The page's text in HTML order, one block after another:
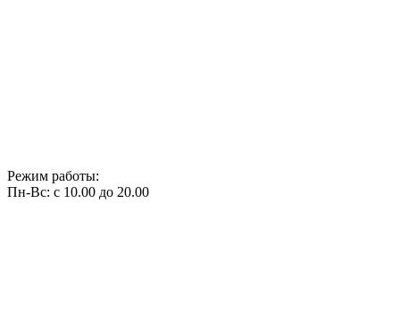
Режим работы:
Пн-Вс: с 10.00 до 20.00